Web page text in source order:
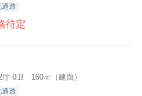
通透
待定
厅 0卫 160㎡（建面）
通透